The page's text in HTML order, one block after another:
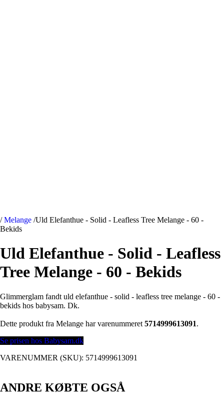
/ Melange /Uld Elefanthue - Solid - Leafless Tree Melange - 60 -
Bekids
Uld Elefanthue - Solid - Leafless
Tree Melange - 60 - Bekids
Glimmerglam fandt uld elefanthue - solid - leafless tree melange - 60 -
bekids hos babysam. Dk.
Dette produkt fra Melange har varenummeret 5714999613091.
Se prisen hos Babysam.dk
VARENUMMER (SKU): 5714999613091
ANDRE KØBTE OGSÅ